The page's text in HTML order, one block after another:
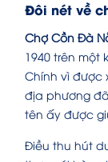
Đôi nét về
Chợ Cồn Đà
1940 trên
Chính vì được
địa phương
tên ấy được
Điều thu hút